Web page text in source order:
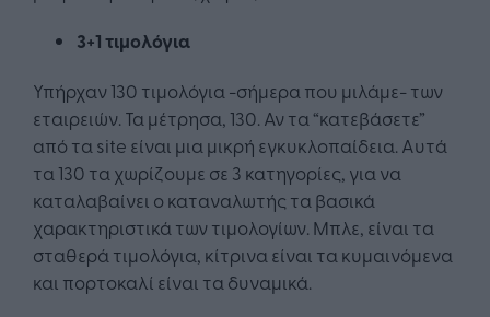
3+1 τιμολόγια
Υπήρχαν 130 τιμολόγια -σήμερα που μιλάμε- των
εταιρειών. Τα μέτρησα, 130. Αν τα “κατεβάσετε”
από τα site είναι μια μικρή εγκυκλοπαίδεια. Αυτά
τα 130 τα χωρίζουμε σε 3 κατηγορίες, για να
καταλαβαίνει ο καταναλωτής τα βασικά
χαρακτηριστικά των τιμολογίων. Μπλε, είναι τα
σταθερά τιμολόγια, κίτρινα είναι τα κυμαινόμενα
και πορτοκαλί είναι τα δυναμικά.